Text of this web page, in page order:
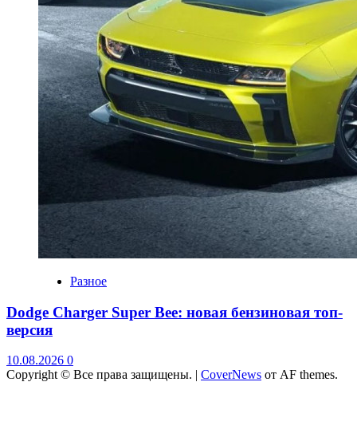
Разное
Dodge Charger Super Bee: новая бензиновая топ-
версия
10.08.2026 0
Copyright © Все права защищены. | CoverNews от AF themes.